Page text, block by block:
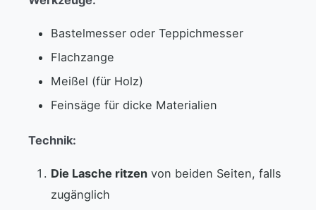
Bastelmesser oder Teppichmesser
Flachzange
Meißel (für Holz)
Feinsäge für dicke Materialien
Technik:
Die Lasche ritzen von beiden Seiten, falls
zugänglich